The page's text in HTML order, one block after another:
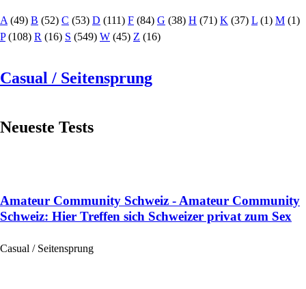
A (49) B (52) C (53) D (111) F (84) G (38) H (71) K (37) L (1) M (1)
P(108) R (16) S (549) W (45) Z (16)
Casual / Seitensprung
Neueste Tests
Amateur Community Schweiz - Amateur Community
Schweiz: Hier Treffen sich Schweizer privat zum Sex
Casual / Seitensprung